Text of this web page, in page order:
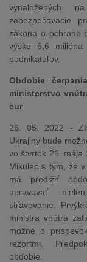
vynaložených
zabezpečovacie
zákona o ochrane
výške 6,6
podnikateľov.
Obdobie
ministerstvo
eur
26. 05. 2022 -
Ukrajiny bude
vo štvrtok 26. mája
Mikulec s tým, že
má predĺžiť
upravovať
stravovanie.
ministra vnútra
možné o
rezortmi.
obdobie.